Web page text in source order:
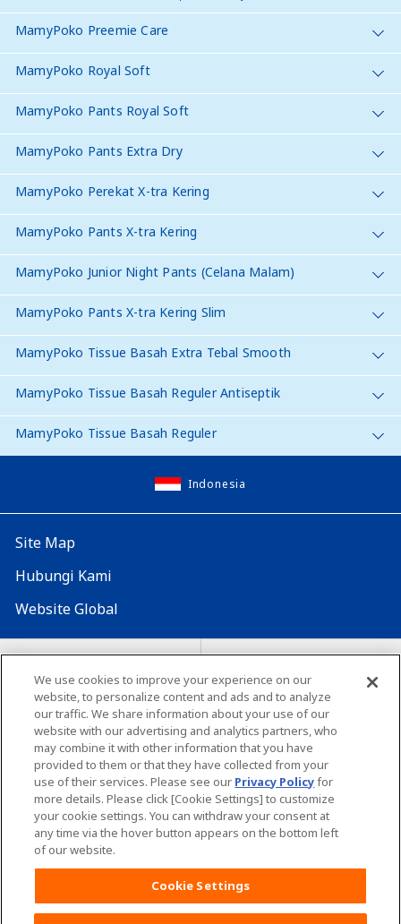
MamyPoko Preemie Care
MamyPoko Royal Soft
MamyPoko Pants Royal Soft
MamyPoko Pants Extra Dry
MamyPoko Perekat X-tra Kering
MamyPoko Pants X-tra Kering
MamyPoko Junior Night Pants (Celana Malam)
MamyPoko Pants X-tra Kering Slim
MamyPoko Tissue Basah Extra Tebal Smooth
MamyPoko Tissue Basah Reguler Antiseptik
MamyPoko Tissue Basah Reguler
Indonesia
Site Map
Hubungi Kami
Website Global
Map Situs Lokasi seluruh dunia
Tentang penggunaan situs ini Lingkungan yang dianjurkan
Copyright© Unicharm Corporation
We use cookies to improve your experience on our
website, to personalize content and ads and to analyze
our traffic. We share information about your use of our
website with our advertising and analytics partners, who
may combine it with other information that you have
provided to them or that they have collected from your
use of their services. Please see our Privacy Policyfor
more details. Please click [Cookie Settings] to customize
your cookie settings. You can withdraw your consent at
any time via the hover button appears on the bottom left
of our website.
Cookie Settings